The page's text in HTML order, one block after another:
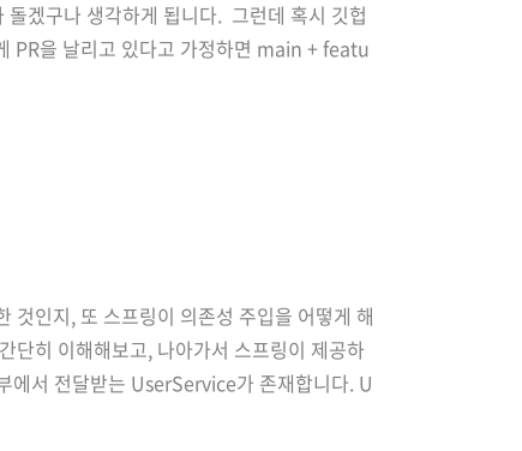
겠구나 생각하게 됩니다. 그런데 혹시 깃헙
PR을 날리고 있다고 가정하면 main + featu
인지, 또 스프링이 의존성 주입을 어떻게 해
히 이해해보고, 나아가서 스프링이 제공하
에서 전달받는 UserService가 존재합니다. U